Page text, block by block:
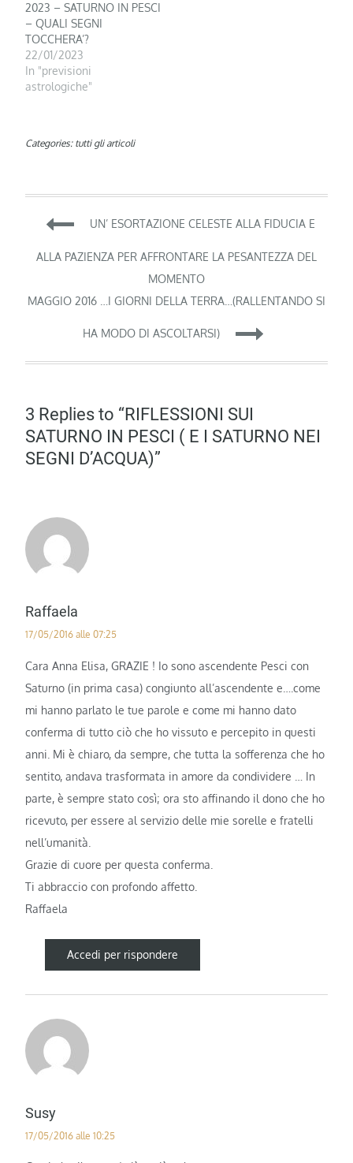
2023 – SATURNO IN PESCI
– QUALI SEGNI
TOCCHERA’?
22/01/2023
In "previsioni
astrologiche"
Categories: tutti gli articoli
Navigazione
articoli
UN’ ESORTAZIONE CELESTE ALLA FIDUCIA E
ALLA PAZIENZA PER AFFRONTARE LA PESANTEZZA DEL
MOMENTO
MAGGIO 2016 …I GIORNI DELLA TERRA…(RALLENTANDO SI
HA MODO DI ASCOLTARSI)
3 Replies to “RIFLESSIONI SUI
SATURNO IN PESCI ( E I SATURNO NEI
SEGNI D’ACQUA)”
Raffaela
17/05/2016 alle 07:25
Cara Anna Elisa, GRAZIE ! Io sono ascendente Pesci con
Saturno (in prima casa) congiunto all’ascendente e….come
mi hanno parlato le tue parole e come mi hanno dato
conferma di tutto ciò che ho vissuto e percepito in questi
anni. Mi è chiaro, da sempre, che tutta la sofferenza che ho
sentito, andava trasformata in amore da condividere … In
parte, è sempre stato così; ora sto affinando il dono che ho
ricevuto, per essere al servizio delle mie sorelle e fratelli
nell’umanità.
Grazie di cuore per questa conferma.
Ti abbraccio con profondo affetto.
Raffaela
Accedi per rispondere
Susy
17/05/2016 alle 10:25